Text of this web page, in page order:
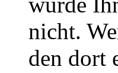
nicht.
den dort